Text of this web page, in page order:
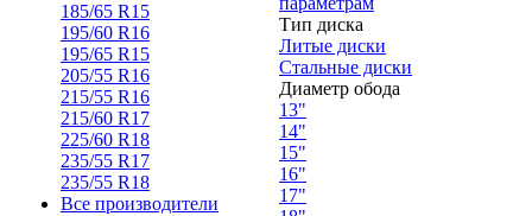
185/65 R15
195/60 R16
195/65 R15
205/55 R16
215/55 R16
215/60 R17
225/60 R18
235/55 R17
235/55 R18
Все производители
Тип диска
Литые диски
Стальные диски
Диаметр обода
13"
14"
15"
16"
17"